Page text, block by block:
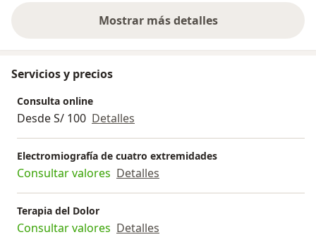
Mostrar más detalles
sobre la experiencia
Servicios y precios
Consulta online
Desde S/ 100 Detalles
Electromiografía de cuatro extremidades
Consultar valores Detalles
Terapia del Dolor
Consultar valores Detalles